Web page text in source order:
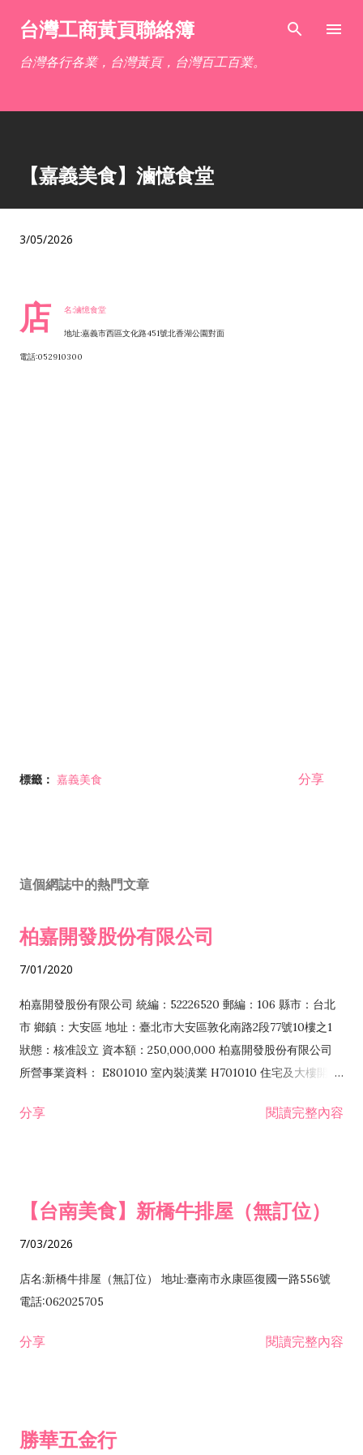
跳到主要內容
台灣工商黃頁聯絡簿
台灣各行各業，台灣黃頁，台灣百工百業。
【嘉義美食】滷憶食堂
3/05/2026
店 名:滷憶食堂
地址:嘉義市西區文化路451號北香湖公園對面
電話:052910300
標籤： 嘉義美食 分享
這個網誌中的熱門文章
柏嘉開發股份有限公司
7/01/2020
柏嘉開發股份有限公司 統編：52226520 郵編：106 縣市：台北
市 鄉鎮：大安區 地址：臺北市大安區敦化南路2段77號10樓之1
狀態：核准設立 資本額：250,000,000 柏嘉開發股份有限公司
所營事業資料： E801010 室內裝潢業 H701010 住宅及大樓開發
發業 H703090 不動產買賣業 H703100 不動產租賃業 I503010
分享 閱讀完整內容
【台南美食】新橋牛排屋（無訂位）
7/03/2026
店名:新橋牛排屋（無訂位） 地址:臺南市永康區復國一路556號
電話:062025705
分享 閱讀完整內容
勝華五金行